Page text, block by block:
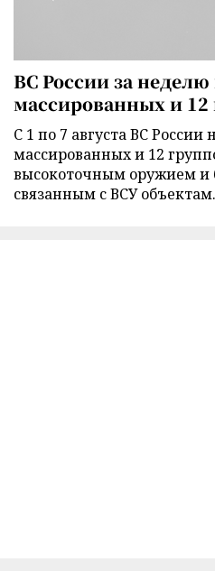
ВС России за неделю
массированных и 12
С 1 по 7 августа ВС России
массированных и 12
высокоточным оружием и
связанным с ВСУ объектам.